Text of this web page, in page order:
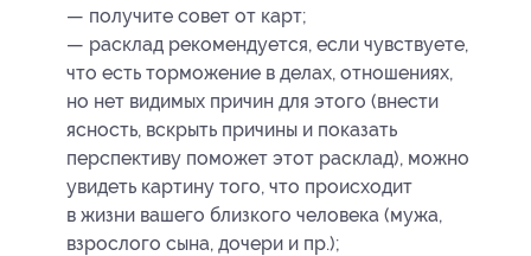
— получите совет от карт;
— расклад рекомендуется, если чувствуете,
что есть торможение в делах, отношениях,
но нет видимых причин для этого (внести
ясность, вскрыть причины и показать
перспективу поможет этот расклад), можно
увидеть картину того, что происходит
в жизни вашего близкого человека (мужа,
взрослого сына, дочери и пр.);